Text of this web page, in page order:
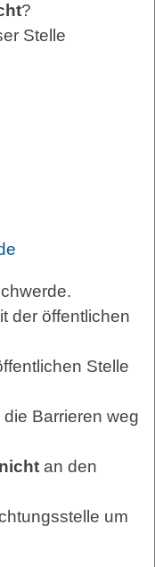
?
Stelle
der öffentlichen
Stelle
Barrieren weg
nicht an den
um